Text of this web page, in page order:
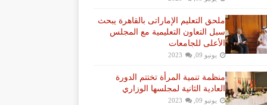
ملحق التعليم الإماراتى بالقاهرة يبحث
سبل التعاون التعليمية مع المجلس
الأعلى للجامعات
يونيو 09, 2023
منظمة تنمية المرأة تختتم الدورة
العادية الثانية لمجلسها الوزاري
يونيو 09, 2023